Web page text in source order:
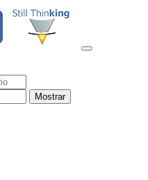
Mostrar